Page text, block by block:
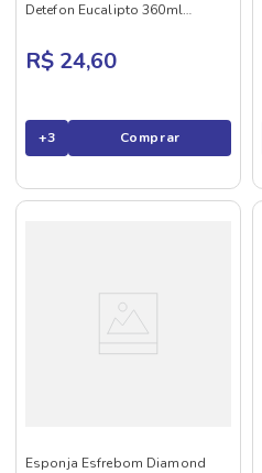
Detefon Eucalipto 360ml
R$ 24,60
+3 Comprar
Esponja Esfrebom Diamond